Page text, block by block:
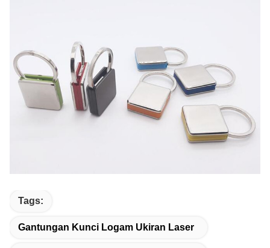
Tags:
Gantungan Kunci Logam Ukiran Laser